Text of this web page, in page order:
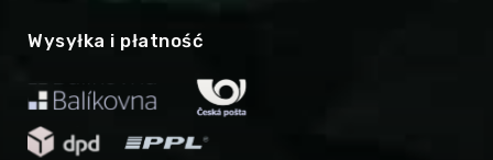
Wysyłka i płatność